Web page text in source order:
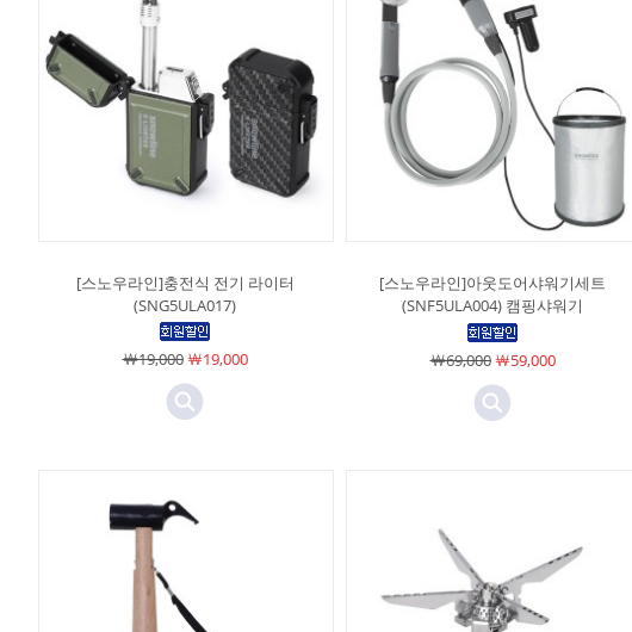
[스노우라인]충전식 전기 라이터
(SNG5ULA017)
￦19,000￦19,000
[스노우라인]아웃도어샤워기세트
(SNF5ULA004) 캠핑샤워기
￦69,000￦59,000